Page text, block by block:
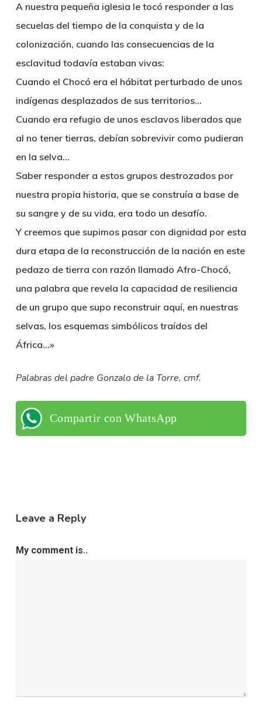
A nuestra pequeña iglesia le tocó responder a las
secuelas del tiempo de la conquista y de la
colonización, cuando las consecuencias de la
esclavitud todavía estaban vivas:
Cuando el Chocó era el hábitat perturbado de unos
indígenas desplazados de sus territorios…
Cuando era refugio de unos esclavos liberados que
al no tener tierras, debían sobrevivir como pudieran
en la selva…
Saber responder a estos grupos destrozados por
nuestra propia historia, que se construía a base de
su sangre y de su vida, era todo un desafío.
Y creemos que supimos pasar con dignidad por esta
dura etapa de la reconstrucción de la nación en este
pedazo de tierra con razón llamado Afro-Chocó,
una palabra que revela la capacidad de resiliencia
de un grupo que supo reconstruir aquí, en nuestras
selvas, los esquemas simbólicos traídos del
África…»
Palabras del padre Gonzalo de la Torre, cmf.
Compartir con WhatsApp
Leave a Reply
My comment is..